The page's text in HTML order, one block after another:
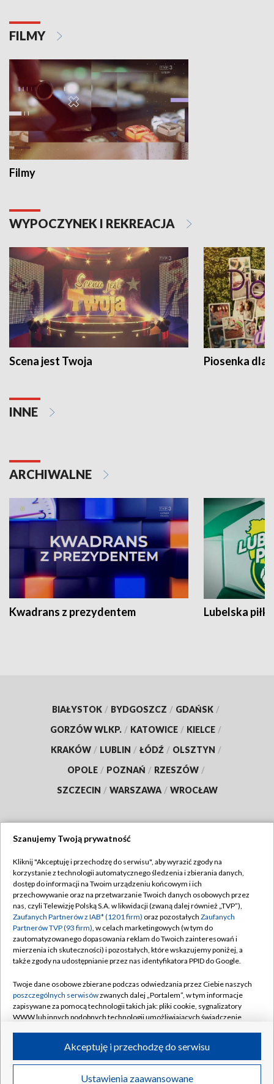
FILMY
Filmy
WYPOCZYNEK I REKREACJA
Scena jest Twoja Piosenka dla
INNE
ARCHIWALNE
Kwadrans z prezydentem Lubelska piłka
BIAŁYSTOK / BYDGOSZCZ / GDAŃSK /
GORZÓW WLKP. / KATOWICE / KIELCE /
KRAKÓW / LUBLIN / ŁÓDŹ / OLSZTYN /
OPOLE / POZNAŃ / RZESZÓW /
SZCZECIN / WARSZAWA / WROCŁAW
TVP
Abonament TVP
Emisja w TVP
Centrum informacji TVP
Naziemna Telewizja Cyfrowa
Rada Programowa
System NOS
Informacje o nadawcy
Program dla prasy
Regulamin TVP
Polityka prywatności
Moje zgody
Pomoc
Kontakt
Kanały
©2026 Telewizja Polska S.A. w likwidacji
Szanujemy Twoją prywatność
Kliknij "Akceptuję i przechodzę do serwisu", aby wyrazić zgody na
korzystanie z technologii automatycznego śledzenia i zbierania danych,
dostęp do informacji na Twoim urządzeniu końcowym i ich
przechowywanie oraz na przetwarzanie Twoich danych osobowych przez
nas, czyli Telewizję Polską S.A. w likwidacji (zwaną dalej również „TVP”),
Zaufanych Partnerów z IAB* (1201 firm) oraz pozostałych Zaufanych
Partnerów TVP (93 firm), w celach marketingowych (w tym do
zautomatyzowanego dopasowania reklam do Twoich zainteresowań i
mierzenia ich skuteczności) i pozostałych, które wskazujemy poniżej, a
także zgody na udostępnianie przez nas identyfikatora PPID do Google.
Twoje dane osobowe zbierane podczas odwiedzania przez Ciebie naszych
poszczególnych serwisówzwanych dalej „Portalem”, w tym informacje
zapisywane za pomocą technologii takich jak: pliki cookie, sygnalizatory
WWW lub innych podobnych technologii umożliwiających świadczenie
ruchu w Internecie.
Twoje dane osobowe zbierane podczas odwiedzania przez Ciebie
Ustawienia zaawansowane
Akceptuję i przechodzę do serwisu